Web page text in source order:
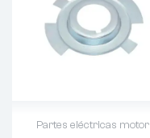
Partes eléctricas motor